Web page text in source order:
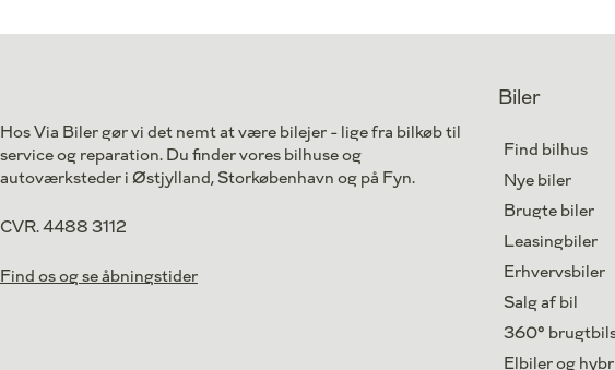
Drivmiddel
Hybrid
Kontant
214.900kr.
Finansiering
3.579kr.
Drivmiddel
Kontant
Hos Via Biler gør vi det nemt at være bilejer - lige fra bilkøb til
service og reparation. Du finder vores bilhuse og
autoværksteder i Østjylland, Storkøbenhavn og på Fyn.
CVR. 4488 3112
Find os og se åbningstider
Biler
Find bilhus
Nye biler
Brugte biler
Leasingbiler
Erhvervsbiler
Salg af bil
360°
Elbiler og